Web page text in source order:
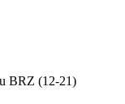
BRZ (12-21)